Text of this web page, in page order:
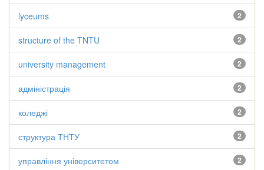
2
lyceums
2
structure of the TNTU
2
university management
2
адміністрація
2
коледжі
2
структура ТНТУ
2
управління університетом